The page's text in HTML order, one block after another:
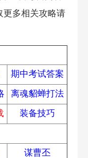
更多相关攻略请
期中考试答案
离魂貂蝉打法
装备技巧
谋曹丕